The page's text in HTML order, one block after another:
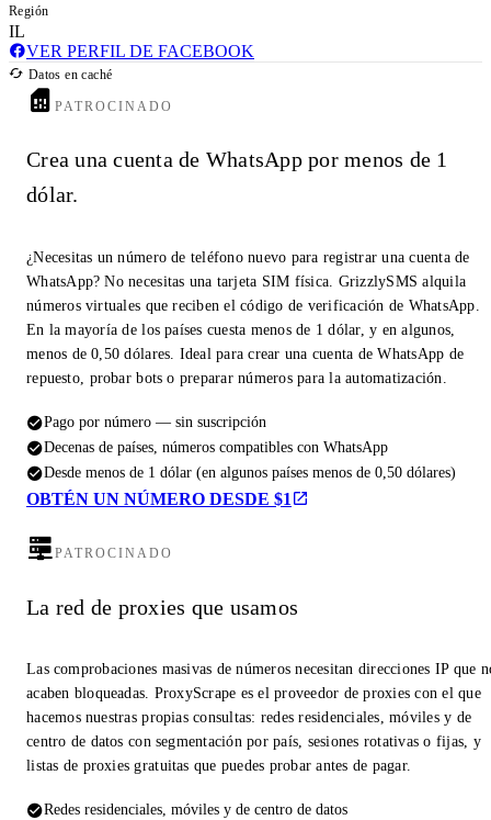
Región
IL
VER PERFIL DE FACEBOOK
Datos en caché
PATROCINADO
Crea una cuenta de WhatsApp por menos de 1
dólar.
¿Necesitas un número de teléfono nuevo para registrar una cuenta de
WhatsApp? No necesitas una tarjeta SIM física. GrizzlySMS alquila
números virtuales que reciben el código de verificación de WhatsApp.
En la mayoría de los países cuesta menos de 1 dólar, y en algunos,
menos de 0,50 dólares. Ideal para crear una cuenta de WhatsApp de
repuesto, probar bots o preparar números para la automatización.
Pago por número — sin suscripción
Decenas de países, números compatibles con WhatsApp
Desde menos de 1 dólar (en algunos países menos de 0,50 dólares)
OBTÉN UN NÚMERO DESDE $1
PATROCINADO
La red de proxies que usamos
Las comprobaciones masivas de números necesitan direcciones IP que
acaben bloqueadas. ProxyScrape es el proveedor de proxies con el que
hacemos nuestras propias consultas: redes residenciales, móviles y de
centro de datos con segmentación por país, sesiones rotativas o fijas, y
listas de proxies gratuitas que puedes probar antes de pagar.
Redes residenciales, móviles y de centro de datos